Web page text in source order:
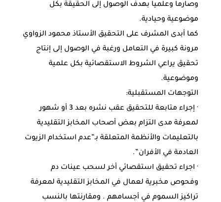
وصارما وعلميا بهدف الوصول إلى الحقيقة بكل
موضوعية وحيادية.
كما أبدى المشرف على التحقيق الأستاذ محمود الزواوي
مرونة كبيرة في التعامل ورغبة في الوصول إلى إنتاج
تحقيق يراعي الشروط الاستقصائية بكل علمية
وموضوعية.
التوجهات المستقبلية:
· إجراء متابعة للتحقيق عقب نشره بعد 3 أو شهور
لمعرفة مدى التزام بعض أصحاب المخابز التقليدية
بالتعليمات والأنظمة المتعلقة بـ”عدم استخدام الزيوت
العادمة في الأفران”.
· اجراء تحقيق استقصائي أخر لسحب عينات دم
وفحوص مخبرية لعمال في المخابز التقليدية لمعرفة
تراكيز السموم في أجسامهم . ومقارنتها بالنسب